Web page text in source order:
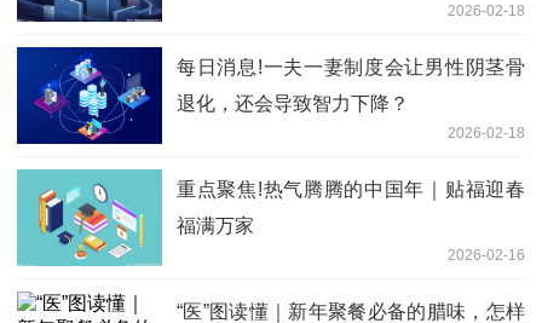
2026-02-18
每日消息!一夫一妻制度会让男性阴茎骨
退化，还会导致智力下降？
2026-02-18
重点聚焦!热气腾腾的中国年｜贴福迎春
福满万家
2026-02-16
“医”图读懂｜新年聚餐必备的腊味，怎样